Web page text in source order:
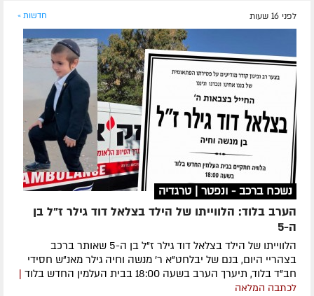
לפני 16 שעות חדשות »
נשכח ברכב - ונפטר | טרגדיה
הערב בלוד: הלווייתו של הילד בצלאל דוד גילר ז"ל בן
ה-5
הלווייתו של הילד בצלאל דוד גילר ז"ל בן ה-5 שאותר ברכב
בצהריי היום, בנם של יבלחט"א ר' מנשה וחיה גילר מאנ"ש חסידי
חב"ד בלוד, תיערך הערב בשעה 18:00 בבית העלמין החדש בלוד
לכתבה המלאה